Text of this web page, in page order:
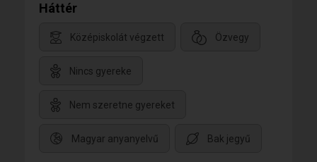
Háttér
Középiskolát végzett Özvegy
Nincs gyereke
Nem szeretne gyereket
Magyar anyanyelvű Bak jegyű